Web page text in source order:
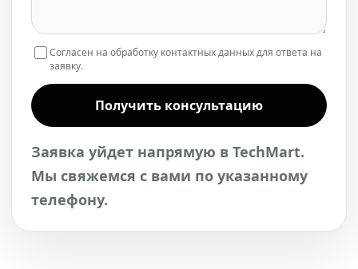
Согласен на обработку контактных данных для ответа на
заявку.
Получить консультацию
Заявка уйдет напрямую в TechMart.
Мы свяжемся с вами по указанному
телефону.